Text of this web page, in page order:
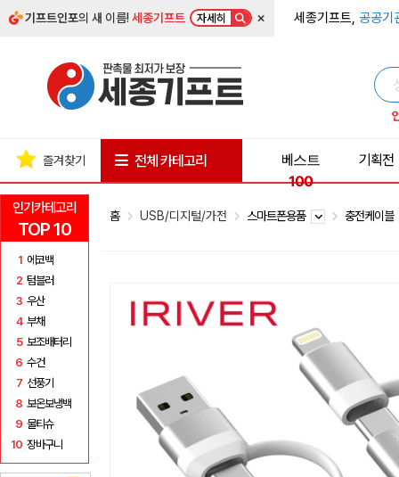
기프트인포의 새 이름!세종기프트 자세히 × 세종기프트, 공공기
인기카테고리
TOP 10
1 에코백
2 텀블러
3 우산
4 부채
5 보조배터리
6 수건
7 선풍기
8 보온보냉백
9 물티슈
10 장바구니
즐겨찾기 전체 카테고리
베스트
100
기획전
홈 USB/디지털/가전 스마트폰용품 충전케이블